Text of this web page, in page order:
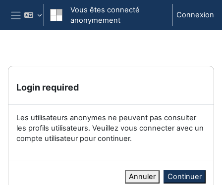
Passer au contenu principal
Panneau latéral
Vous êtes connecté
anonymement
Connexion
Login required
Les utilisateurs anonymes ne peuvent pas consulter
les profils utilisateurs. Veuillez vous connecter avec un
compte utilisateur pour continuer.
Annuler Continuer